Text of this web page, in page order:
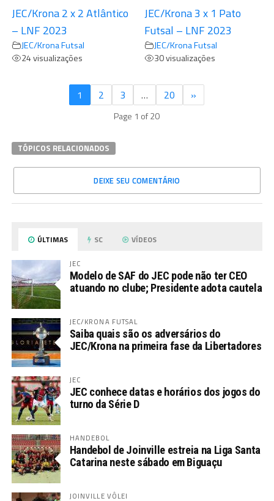
JEC/Krona 2 x 2 Atlântico
– LNF 2023
JEC/Krona Futsal
24 visualizações
JEC/Krona 3 x 1 Pato
Futsal – LNF 2023
JEC/Krona Futsal
30 visualizações
1 2 3 … 20 »
Page 1 of 20
TÓPICOS RELACIONADOS
DEIXE SEU COMENTÁRIO
ÚLTIMAS SC VÍDEOS
JEC
Modelo de SAF do JEC pode não ter CEO
atuando no clube; Presidente adota cautela
JEC/KRONA FUTSAL
Saiba quais são os adversários do
JEC/Krona na primeira fase da Libertadores
JEC
JEC conhece datas e horários dos jogos do
turno da Série D
HANDEBOL
Handebol de Joinville estreia na Liga Santa
Catarina neste sábado em Biguaçu
JOINVILLE VÔLEI